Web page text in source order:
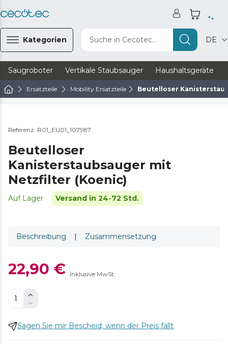
Kategorien Suche in Cecotec... DE
Saugroboter Vertikale Staubsauger Haushaltsgeräte
Ersatzteile Mobility Ersatzteile Beutelloser
Referenz: R01_EU01_107987
Beutelloser
Kanisterstaubsauger mit
Netzfilter (Koenic)
Auf Lager Versand in 24-72 Std.
Beschreibung | Zusammensetzung
22,90 € Inklusive MwSt.
Sagen Sie mir Bescheid, wenn der Preis fällt